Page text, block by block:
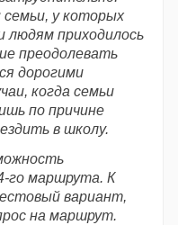
у которых
людям приходилось
преодолевать
дорогими
когда семьи
по причине
в школу.
го маршрута. К
вариант,
на маршрут.